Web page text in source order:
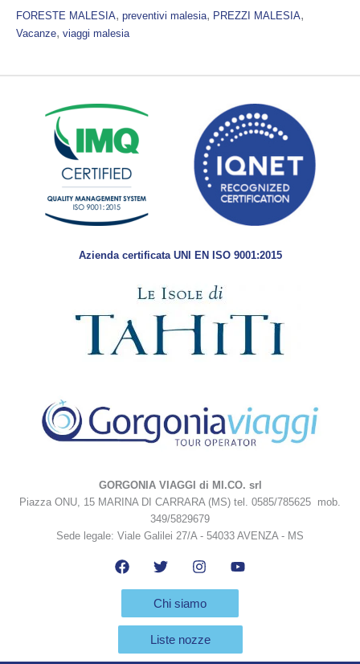
FORESTE MALESIA, preventivi malesia, PREZZI MALESIA
Vacanze, viaggi malesia
Azienda certificata UNI EN ISO 9001:2015
GORGONIA VIAGGI di MI.CO. srl
Piazza ONU, 15 MARINA DI CARRARA (MS) tel. 0585/785625 mob.
349/5829679
Sede legale: Viale Galilei 27/A - 54033 AVENZA - MS
Chi siamo
Liste nozze